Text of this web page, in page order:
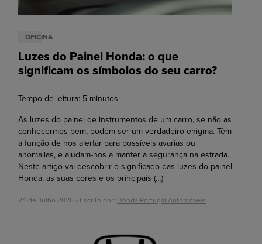
OFICINA
Luzes do Painel Honda: o que
significam os símbolos do seu carro?
Tempo de leitura: 5 minutos
As luzes do painel de instrumentos de um carro, se não as
conhecermos bem, podem ser um verdadeiro enigma. Têm
a função de nos alertar para possíveis avarias ou
anomalias, e ajudam-nos a manter a segurança na estrada.
Neste artigo vai descobrir o significado das luzes do painel
Honda, as suas cores e os principais (…)
24 de Julho 2026 • Escrito por: Honda Portugal Automóveis